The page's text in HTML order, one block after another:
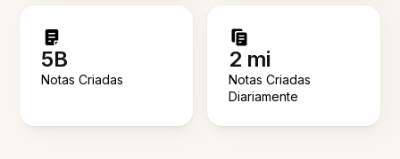
5B
Notas Criadas
2 mi
Notas Criadas
Diariamente